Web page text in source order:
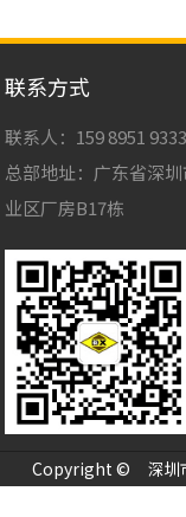
联系方式
联系人：159 8951
总部地址：广东省深
业区厂房B17栋
Copyright © 深圳